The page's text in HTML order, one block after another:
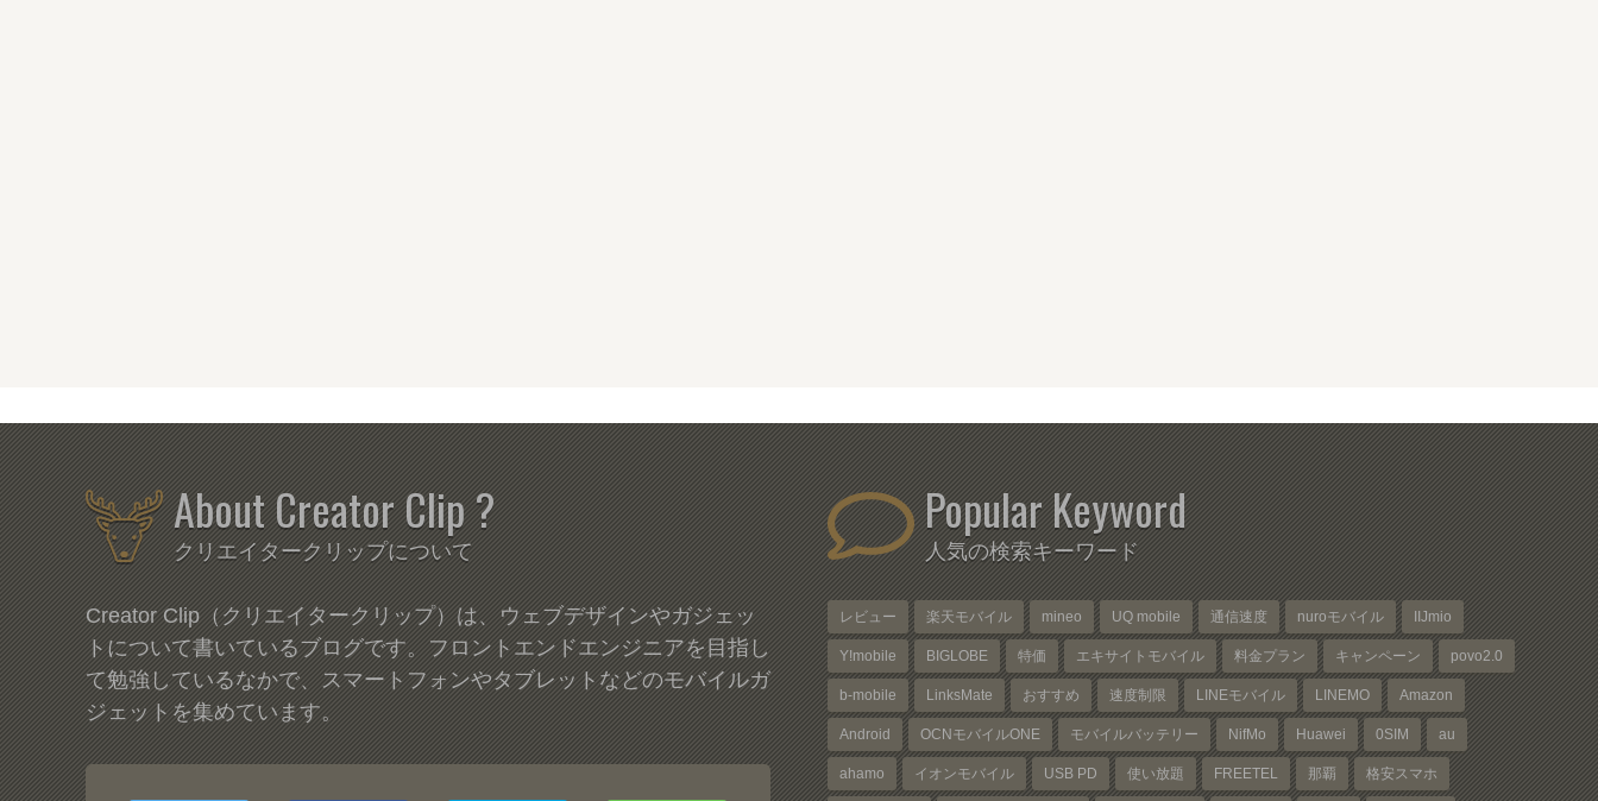
About Creator Clip ?
クリエイタークリップについて
Creator Clip（クリエイタークリップ）は、ウェブデザインやガジェッ
トについて書いているブログです。フロントエンドエンジニアを目指し
て勉強しているなかで、スマートフォンやタブレットなどのモバイルガ
ジェットを集めています。
Popular Keyword
人気の検索キーワード
レビュー 楽天モバイル mineo UQ mobile 通信速度 nuroモバイル IIJmio
Y!mobile BIGLOBE 特価 エキサイトモバイル 料金プラン キャンペーン povo2.0
b-mobile LinksMate おすすめ 速度制限 LINEモバイル LINEMO Amazon
Android OCNモバイルONE モバイルバッテリー NifMo Huawei 0SIM au
ahamo イオンモバイル USB PD 使い放題 FREETEL 那覇 格安スマホ